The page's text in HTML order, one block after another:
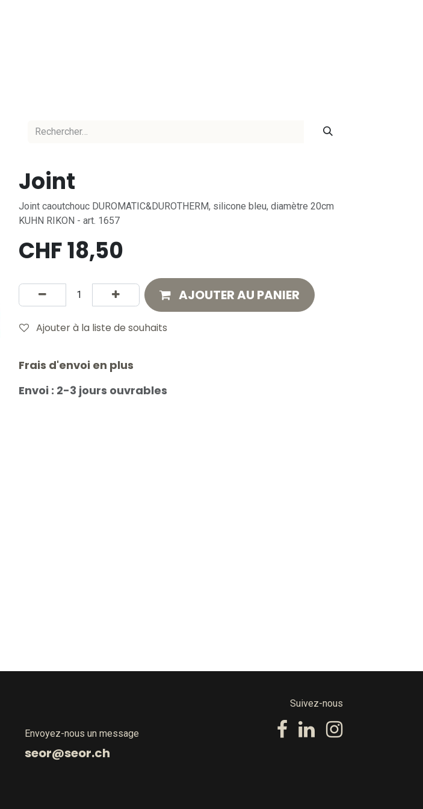
Joint
Joint caoutchouc DUROMATIC&DUROTHERM, silicone bleu, diamètre 20cm
KUHN RIKON - art. 1657
CHF18,50
AJOUTER AU PANIER
Ajouter à la liste de souhaits
Frais d'envoi en plus
Envoi : 2-3 jours ouvrables
Suivez-nous
Envoyez-nous un message
seor@seor.ch